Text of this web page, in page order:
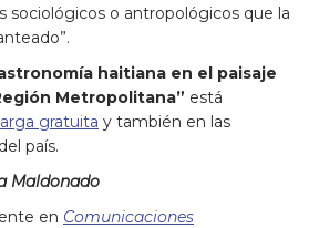
sociológicos o antropológicos que la
haitiana en el paisaje
Metropolitana” está
gratuita y también en las
país.
Maldonado
en Comunicaciones